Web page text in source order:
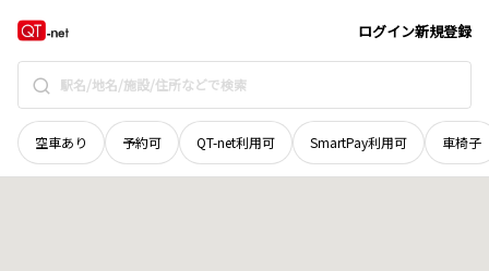
ログイン新規登録
空車あり 予約可 QT-net利用可 SmartPay利用可 車椅子
滋賀県